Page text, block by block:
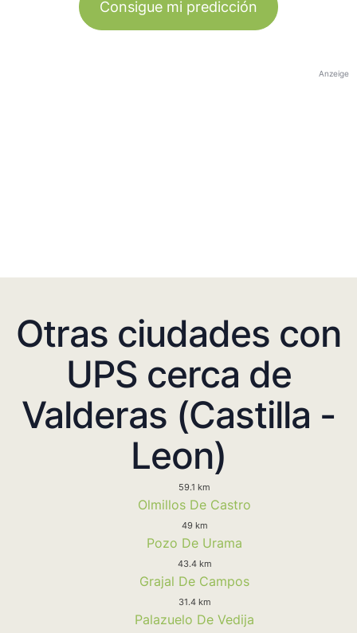
Consigue mi predicción
Anzeige
Otras ciudades con
UPS cerca de
Valderas (Castilla -
Leon)
59.1 km
Olmillos De Castro
49 km
Pozo De Urama
43.4 km
Grajal De Campos
31.4 km
Palazuelo De Vedija